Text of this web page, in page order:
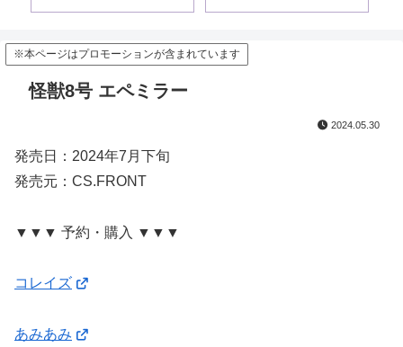
※本ページはプロモーションが含まれています
怪獣8号 エペミラー
2024.05.30
発売日：2024年7月下旬
発売元：CS.FRONT
▼▼▼ 予約・購入 ▼▼▼
コレイズ
あみあみ